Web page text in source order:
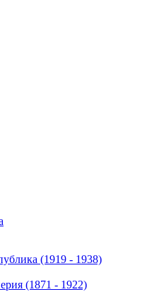
(1919 - 1938)
(1871 - 1922)